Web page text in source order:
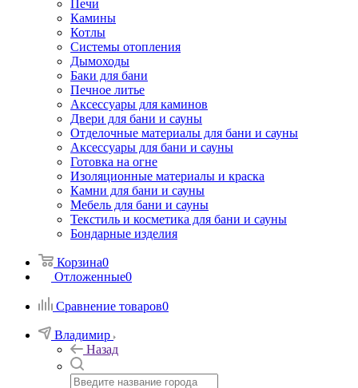
Печи
Камины
Котлы
Системы отопления
Дымоходы
Баки для бани
Печное литье
Аксессуары для каминов
Двери для бани и сауны
Отделочные материалы для бани и сауны
Аксессуары для бани и сауны
Готовка на огне
Изоляционные материалы и краска
Камни для бани и сауны
Мебель для бани и сауны
Текстиль и косметика для бани и сауны
Бондарные изделия
Корзина0
Отложенные0
Сравнение товаров0
Владимир
Назад